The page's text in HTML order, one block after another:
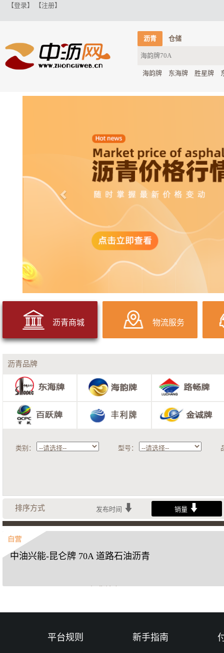
【登录】 【注册】
沥青 仓储
海韵牌 东海牌 胜星牌
沥青商城 物流服务
沥青品牌
类别： 型号：
排序方式 发布时间 销量
中油兴能-昆仑牌 70A 道路石油沥青
立即购买平台规则 新手指南